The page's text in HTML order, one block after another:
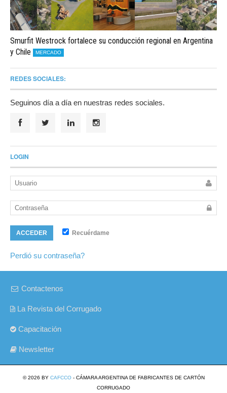
Smurfit Westrock fortalece su conducción regional en Argentina
y Chile
MERCADO
REDES SOCIALES:
Seguinos día a día en nuestras redes sociales.
LOGIN
ACCEDER Recuérdame
Perdió su contraseña?
Contactenos
La Revista del Corrugado
Capacitación
Newsletter
© 2026 BY CAFCCO- CÁMARA ARGENTINA DE FABRICANTES DE CARTÓN
CORRUGADO